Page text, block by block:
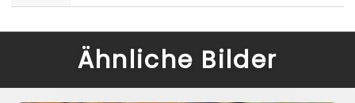
Ähnliche Bilder